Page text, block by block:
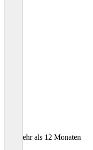
Vor mehr als 12 Monaten